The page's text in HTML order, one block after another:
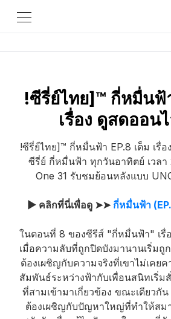
!ซีรี่ย์ไทย]™ กี่หมื่นฟ้
เรื่อง ดูสดออน
!ซีรี่ย์ไทย]™ กี่หมื่นฟ้า EP.8 เต็ม เรื่
ซีรี่ย์ กี่หมื่นฟ้า ทุกวันอาทิตย์ เวลา
One 31 รับชมย้อนหลังแบบ
▶ คลิกที่นี่เพื่อดู ➤➤ กี่หมื่นฟ้า
ในตอนที่ 8 ของซีรีส์ "กี่หมื่นฟ้า" เรื่
เมื่อความลับที่ถูกปิดบังมานานเริ่มถูก
ต้องเผชิญกับความจริงที่เขาไม่เคย
สัมพันธ์ระหว่างฟ้ากับเพื่อนสนิทเริ่
ที่สามเข้ามาเกี่ยวข้อง ขณะเดียวกั
ต้องเผชิญกับปัญหาใหญ่ที่ทำให้สม